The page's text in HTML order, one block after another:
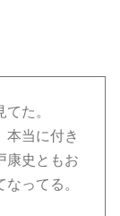
た。
本当に付き
康史ともお
ってる。